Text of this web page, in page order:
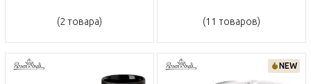
(2 товара) (11 товаров)
NEW